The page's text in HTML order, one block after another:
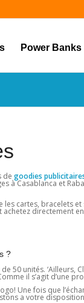
Power Banks
de goodies
à Casablanca et
cartes, bracelets
directement
?
50 unités. ‘Ailleurs,
il s’agit d’une
Une fois que
a votre